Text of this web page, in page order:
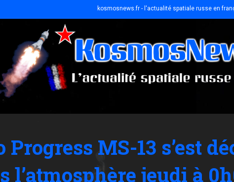
kosmosnews.fr - l'actualité spatiale russe en
Progress MS-13 s’est
l’atmosphère jeudi à